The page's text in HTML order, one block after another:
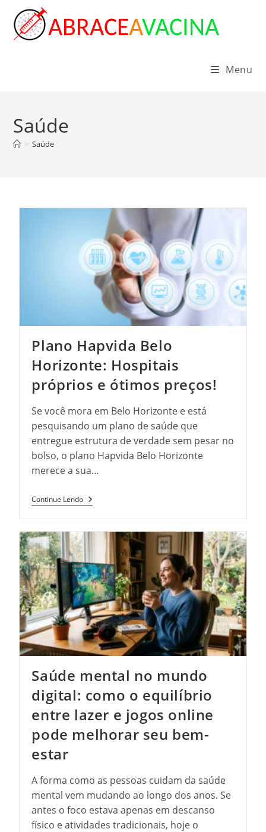
para
Menu
Saúde
> Saúde
Plano Hapvida Belo
Horizonte: Hospitais
próprios e ótimos preços!
Se você mora em Belo Horizonte e está
pesquisando um plano de saúde que
entregue estrutura de verdade sem pesar no
bolso, o plano Hapvida Belo Horizonte
merece a sua…
Continue LendoPlano
Hapvida
Hospitais
Próprios
Ótimos
Preços!
Saúde mental no mundo
digital: como o equilíbrio
entre lazer e jogos online
pode melhorar seu bem-
estar
A forma como as pessoas cuidam da saúde
mental vem mudando ao longo dos anos. Se
antes o foco estava apenas em descanso
físico e atividades tradicionais, hoje o